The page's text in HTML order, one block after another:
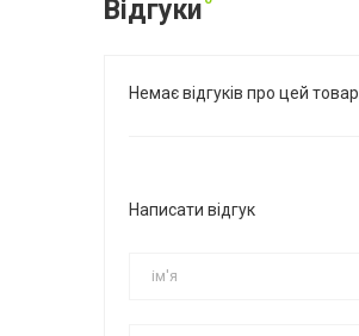
Відгуки
Немає відгуків про цей товар.
Написати відгук